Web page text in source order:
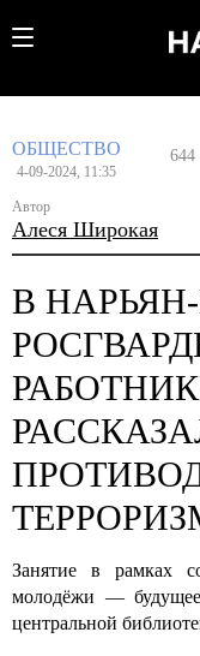
ОБЩЕСТВО
4-09-2024, 11:35
Автор
Алеся Широкая
644
В
Занятие в рамках
молодёжи —
центральной